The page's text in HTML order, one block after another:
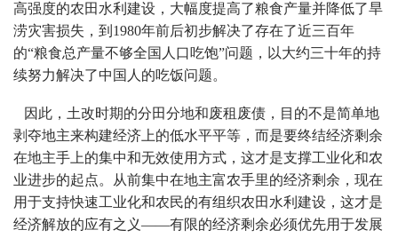
高强度的农田水利建设，大幅度提高了粮食产量并降低了旱
涝灾害损失，到1980年前后初步解决了存在了近三百年
的“粮食总产量不够全国人口吃饱”问题，以大约三十年的持
续努力解决了中国人的吃饭问题。
因此，土改时期的分田分地和废租废债，目的不是简单地
剥夺地主来构建经济上的低水平平等，而是要终结经济剩余
在地主手上的集中和无效使用方式，这才是支撑工业化和农
业进步的起点。从前集中在地主富农手里的经济剩余，现在
用于支持快速工业化和农民的有组织农田水利建设，这才是
经济解放的应有之义——有限的经济剩余必须优先用于发展